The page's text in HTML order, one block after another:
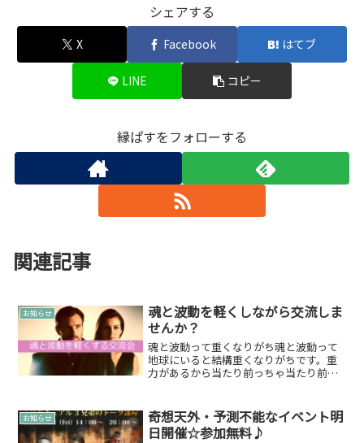
シェアする
X Facebook はてブ
LINE コピー
縁ぱすをフォローする
関連記事
お知らせ
魂と波動を軽くしながら交流しま
せんか？
魂と波動って重くなりがち魂と波動って
地球にいると結構重くなりがちです。重
力があるから当たり前っちゃ当たり前な
波動を軽くする交流会もちろん神楽坂の
にじ海サロンで開催します...
お知らせ
奇想天外・予測不能なイベント明
日開催☆参加無料♪